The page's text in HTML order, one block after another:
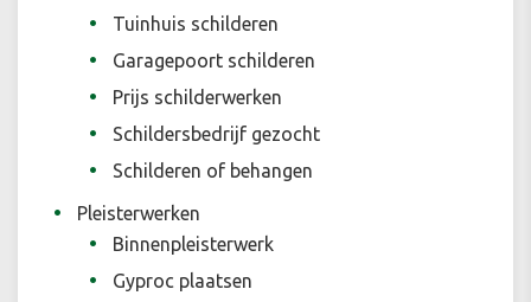
Tuinhuis schilderen
Garagepoort schilderen
Prijs schilderwerken
Schildersbedrijf gezocht
Schilderen of behangen
Pleisterwerken
Binnenpleisterwerk
Gyproc plaatsen